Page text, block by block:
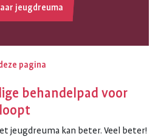
jeugdreuma
pagina
behandelpad voor
jeugdreuma kan beter. Veel beter!